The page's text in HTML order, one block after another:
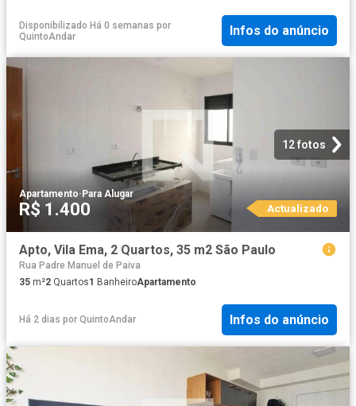
Disponibilizado Há 0 semanas por
QuintoAndar
Infos do anúncio
12 fotos
Apartamento· Para Alugar
R$ 1.400 Actualizado
Apto, Vila Ema, 2 Quartos, 35 m2 São Paulo
Rua Padre Manuel de Paiva
35 m²2 Quartos1 BanheiroApartamento
Há 2 dias por QuintoAndar Infos do anúncio